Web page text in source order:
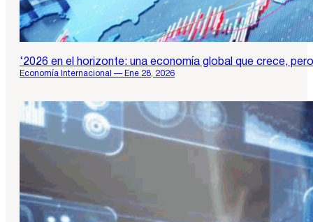
‘2026 en el horizonte: una economía global que crece,
Economía Internacional — Ene 28, 2026